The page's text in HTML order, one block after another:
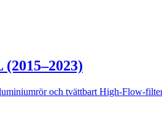
och tvättbart High-Flow-